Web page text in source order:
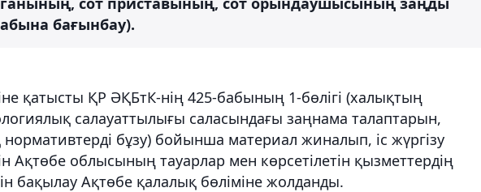
бағынбау).
қатысты ҚР ӘҚБтК-нің 425-бабының 1-бөлігі (халықтың
салауаттылығы саласындағы заңнама талаптарын,
бұзу) бойынша материал жиналып, іс жүргізу
Ақтөбе облысының тауарлар мен көрсетілетін қызметтердің
бақылау Ақтөбе қалалық бөліміне жолданды.